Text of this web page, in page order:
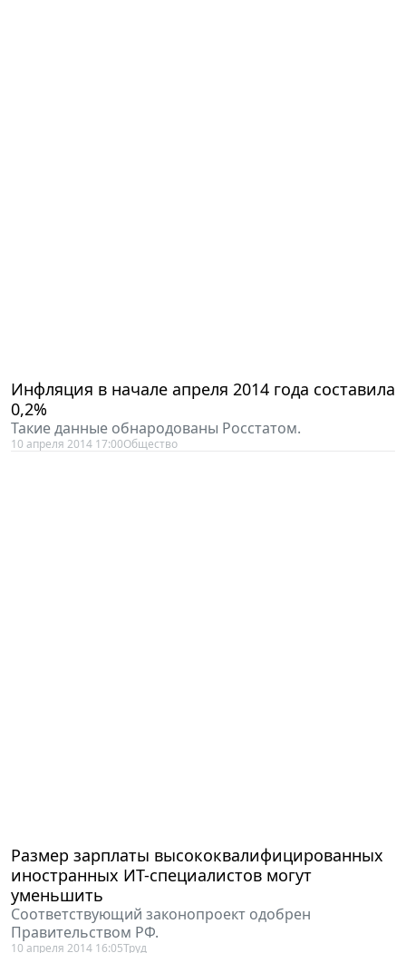
Инфляция в начале апреля 2014 года составила
0,2%
Такие данные обнародованы Росстатом.
10 апреля 2014 17:00Общество
Размер зарплаты высококвалифицированных
иностранных ИТ-специалистов могут
уменьшить
Соответствующий законопроект одобрен
Правительством РФ.
10 апреля 2014 16:05Труд